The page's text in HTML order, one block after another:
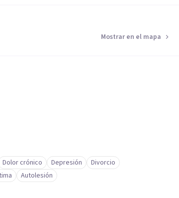
Mostrar en el mapa
Dolor crónico Depresión
Divorcio
Autolesión